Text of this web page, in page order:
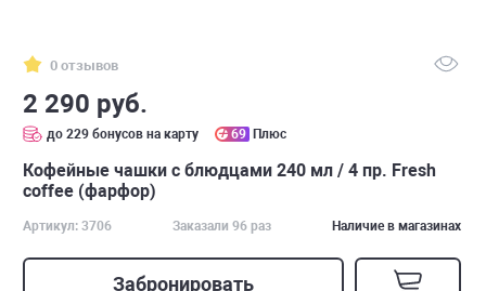
0 отзывов
2 290 руб.
до 229 бонусов на карту 69 Плюс
Кофейные чашки с блюдцами 240 мл / 4 пр. Fresh
coffee (фарфор)
Артикул: 3706 Заказали 96 раз Наличие в магазинах
Забронировать